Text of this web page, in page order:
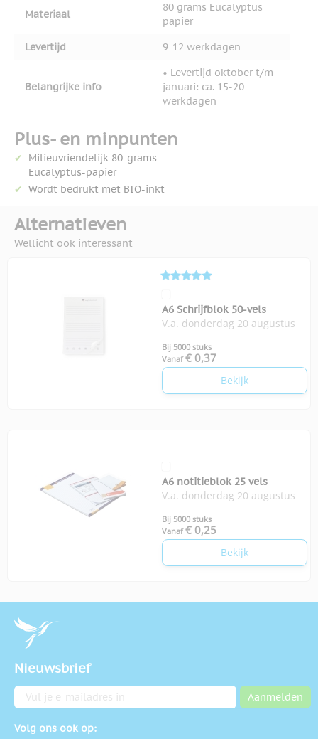
Materiaal
80 grams Eucalyptus
papier
Levertijd
9-12 werkdagen
Belangrijke info
• Levertijd oktober t/m
januari: ca. 15-20
werkdagen
Plus- en minpunten
Milieuvriendelijk 80-grams
Eucalyptus-papier
Wordt bedrukt met BIO-inkt
Alternatieven
Wellicht ook interessant
A6 Schrijfblok 50-vels
V.a. donderdag 20 augustus
Bij 5000 stuks
Vanaf € 0,37
Bekijk
A6 notitieblok 25 vels
V.a. donderdag 20 augustus
Bij 5000 stuks
Vanaf € 0,25
Bekijk
Nieuwsbrief
E-mailadres Aanmelden
Volg ons ook op: